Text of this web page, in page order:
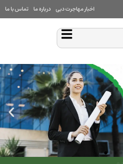
درباره ما تماس با ما